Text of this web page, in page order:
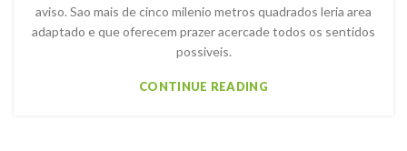
aviso. Sao mais de cinco milenio metros quadrados leria area
adaptado e que oferecem prazer acercade todos os sentidos
possiveis.
CONTINUE READING